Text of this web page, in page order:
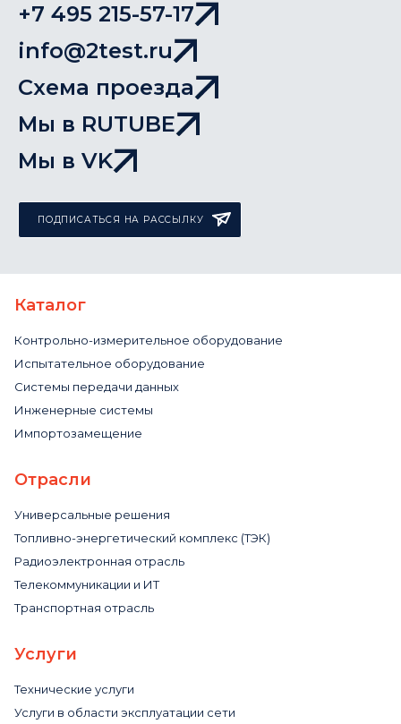
+7 495 215-57-17
info@2test.ru
Схема проезда
Мы в RUTUBE
Мы в VK
ПОДПИСАТЬСЯ НА РАССЫЛКУ
Каталог
Контрольно-измерительное оборудование
Испытательное оборудование
Системы передачи данных
Инженерные системы
Импортозамещение
Отрасли
Универсальные решения
Топливно-энергетический комплекс (ТЭК)
Радиоэлектронная отрасль
Телекоммуникации и ИТ
Транспортная отрасль
Услуги
Технические услуги
Услуги в области эксплуатации сети